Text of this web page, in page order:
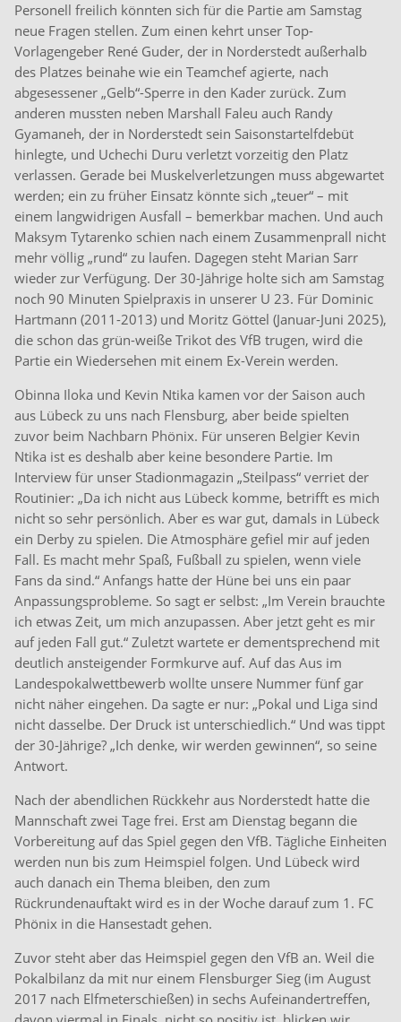
Personell freilich könnten sich für die Partie am Samstag
neue Fragen stellen. Zum einen kehrt unser Top-
Vorlagengeber René Guder, der in Norderstedt außerhalb
des Platzes beinahe wie ein Teamchef agierte, nach
abgesessener „Gelb“-Sperre in den Kader zurück. Zum
anderen mussten neben Marshall Faleu auch Randy
Gyamaneh, der in Norderstedt sein Saisonstartelfdebüt
hinlegte, und Uchechi Duru verletzt vorzeitig den Platz
verlassen. Gerade bei Muskelverletzungen muss abgewartet
werden; ein zu früher Einsatz könnte sich „teuer“ – mit
einem langwidrigen Ausfall – bemerkbar machen. Und auch
Maksym Tytarenko schien nach einem Zusammenprall nicht
mehr völlig „rund“ zu laufen. Dagegen steht Marian Sarr
wieder zur Verfügung. Der 30-Jährige holte sich am Samstag
noch 90 Minuten Spielpraxis in unserer U 23. Für Dominic
Hartmann (2011-2013) und Moritz Göttel (Januar-Juni 2025),
die schon das grün-weiße Trikot des VfB trugen, wird die
Partie ein Wiedersehen mit einem Ex-Verein werden.
Obinna Iloka und Kevin Ntika kamen vor der Saison auch
aus Lübeck zu uns nach Flensburg, aber beide spielten
zuvor beim Nachbarn Phönix. Für unseren Belgier Kevin
Ntika ist es deshalb aber keine besondere Partie. Im
Interview für unser Stadionmagazin „Steilpass“ verriet der
Routinier: „Da ich nicht aus Lübeck komme, betrifft es mich
nicht so sehr persönlich. Aber es war gut, damals in Lübeck
ein Derby zu spielen. Die Atmosphäre gefiel mir auf jeden
Fall. Es macht mehr Spaß, Fußball zu spielen, wenn viele
Fans da sind.“ Anfangs hatte der Hüne bei uns ein paar
Anpassungsprobleme. So sagt er selbst: „Im Verein brauchte
ich etwas Zeit, um mich anzupassen. Aber jetzt geht es mir
auf jeden Fall gut.“ Zuletzt wartete er dementsprechend mit
deutlich ansteigender Formkurve auf. Auf das Aus im
Landespokalwettbewerb wollte unsere Nummer fünf gar
nicht näher eingehen. Da sagte er nur: „Pokal und Liga sind
nicht dasselbe. Der Druck ist unterschiedlich.“ Und was tippt
der 30-Jährige? „Ich denke, wir werden gewinnen“, so seine
Antwort.
Nach der abendlichen Rückkehr aus Norderstedt hatte die
Mannschaft zwei Tage frei. Erst am Dienstag begann die
Vorbereitung auf das Spiel gegen den VfB. Tägliche Einheiten
werden nun bis zum Heimspiel folgen. Und Lübeck wird
auch danach ein Thema bleiben, den zum
Rückrundenauftakt wird es in der Woche darauf zum 1. FC
Phönix in die Hansestadt gehen.
Zuvor steht aber das Heimspiel gegen den VfB an. Weil die
Pokalbilanz da mit nur einem Flensburger Sieg (im August
2017 nach Elfmeterschießen) in sechs Aufeinandertreffen,